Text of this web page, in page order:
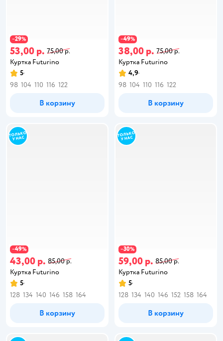
−29%
53,00 р. 75,00 р.
Куртка Futurino
5
98 104 110 116 122
В корзину
−49%
38,00 р. 75,00 р.
Куртка Futurino
4,9
98 104 110 116 122
В корзину
−49%
43,00 р. 85,00 р.
Куртка Futurino
5
128 134 140 146 158 164
В корзину
−30%
59,00 р. 85,00 р.
Куртка Futurino
5
128 134 140 146 152 158 164
В корзину